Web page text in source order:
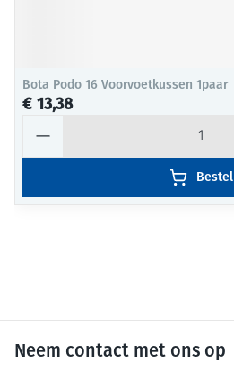
Bota Podo 16 Voorvoetkussen 1paar
€ 13,38
Bestel
Neem contact met ons op